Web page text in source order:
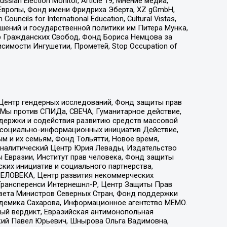
Фонд имени Фридриха Эберта, XZ gGmbH,
for International Education, Cultural Vistas,
и государственной политики им Питера Мунка,
Свобод, Фонд Бориса Немцова за
Ингушетии, Прометей, Stop Occupation of
гендерных исследований, Фонд защиты прав
против СПИДа, СВЕЧА, Гуманитарное действие,
и содействия развитию средств массовой
информационных инициатив Действие,
и их семьям, Фонд Тольятти, Новое время,
Центр Юрия Левады, Издательство
Институт прав человека, Фонд защиты
инициатив и социального партнерства,
Центр развития некоммерческих
Интернешнл-Р, Центр Защиты Прав
Министров Северных Стран, Фонд поддержки
Сахарова, Информационное агентство МЕМО.
вердикт, Евразийская антимонопольная
Павел Юрьевич, Шнырова Ольга Вадимовна,